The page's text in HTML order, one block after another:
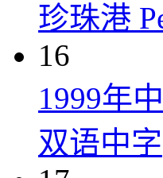
珍珠港
16
1999年
双语中字